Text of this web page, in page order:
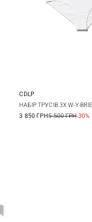
XS S
CDLP
НАБІР ТРУСІВ 3X W-Y-
3 850 ГРН5 500 ГРН-30%